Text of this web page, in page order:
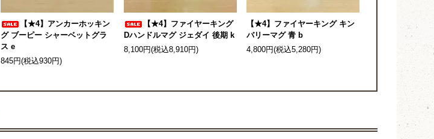
【★4】アンカーホッキン
グ ブーピー シャーベットグラ
ス e
845円(税込930円)
【★4】ファイヤーキング
Dハンドルマグ ジェダイ 後期 k
8,100円(税込8,910円)
【★4】ファイヤーキング キン
バリーマグ 青 b
4,800円(税込5,280円)